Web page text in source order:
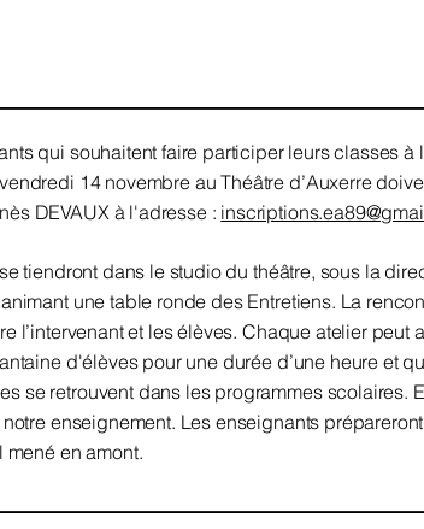
qui souhaitent faire participer leurs classes à
14 novembre au Théâtre d’Auxerre
DEVAUX à l'adresse :
tiendront dans le studio du théâtre, sous la
une table ronde des Entretiens. La
l’intervenant et les élèves. Chaque atelier peut
d'élèves pour une durée d’une heure et
se retrouvent dans les programmes scolaires.
notre enseignement. Les enseignants
mené en amont.